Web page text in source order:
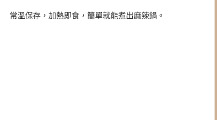
常溫保存，加熱即食，簡單就能煮出麻辣鍋。